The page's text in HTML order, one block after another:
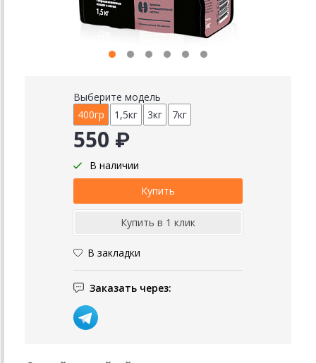
Выберите модель
400гр
1,5кг 3кг 7кг
550 ₽
В наличии
В закладки
Заказать через: